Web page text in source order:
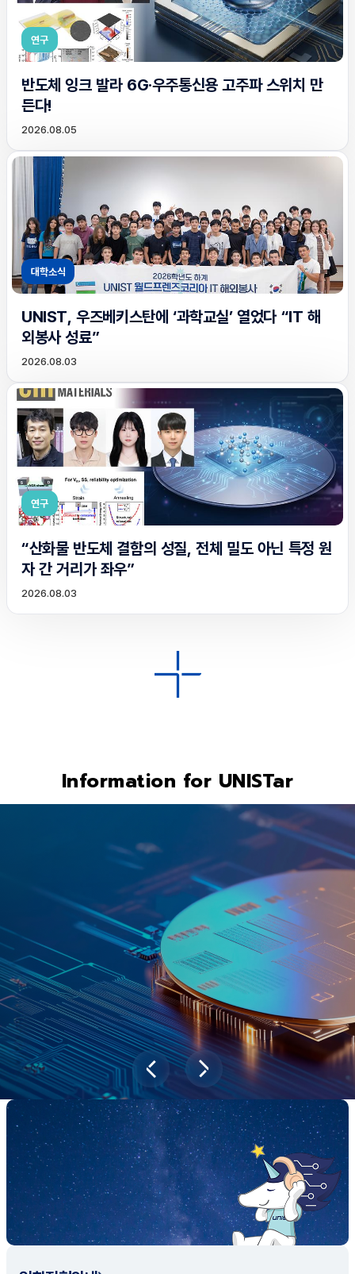
연구
반도체 잉크 발라 6G·우주통신용 고주파 스위치 만
든다!
2026.08.05
대학소식
UNIST, 우즈베키스탄에 ‘과학교실’ 열었다 “IT 해
외봉사 성료”
2026.08.03
연구
“산화물 반도체 결함의 성질, 전체 밀도 아닌 특정 원
자 간 거리가 좌우”
2026.08.03
Information for UNISTar
과학기술이 바꿔놓을 2045년 대한민국
당신의 미래는?
대국민 설문조사 바로가기